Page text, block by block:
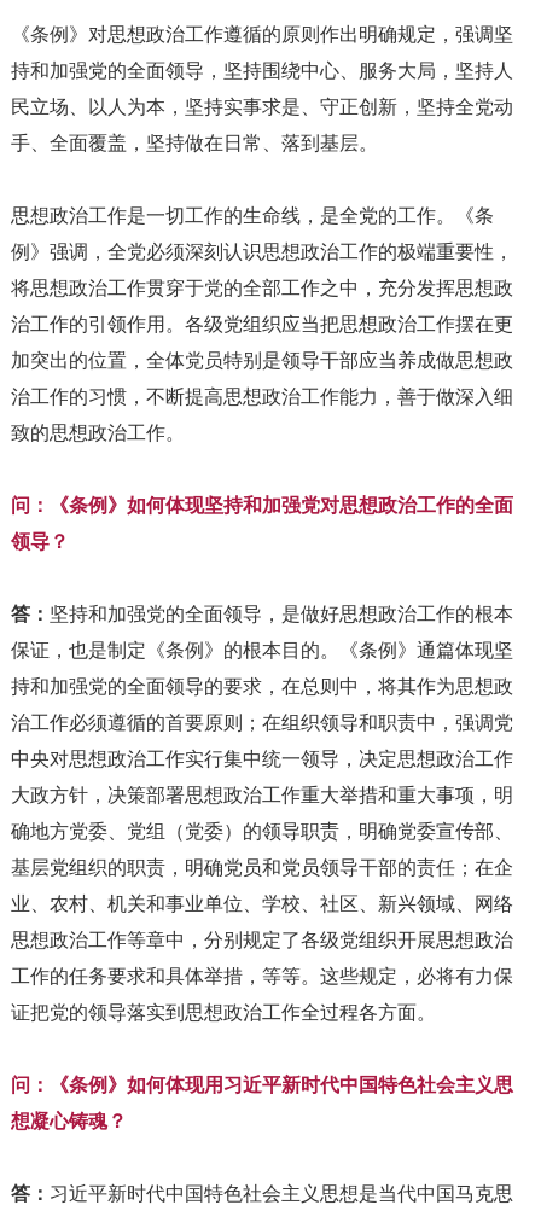
《条例》对思想政治工作遵循的原则作出明确规定，强调坚
持和加强党的全面领导，坚持围绕中心、服务大局，坚持人
民立场、以人为本，坚持实事求是、守正创新，坚持全党动
手、全面覆盖，坚持做在日常、落到基层。
思想政治工作是一切工作的生命线，是全党的工作。《条
例》强调，全党必须深刻认识思想政治工作的极端重要性，
将思想政治工作贯穿于党的全部工作之中，充分发挥思想政
治工作的引领作用。各级党组织应当把思想政治工作摆在更
加突出的位置，全体党员特别是领导干部应当养成做思想政
治工作的习惯，不断提高思想政治工作能力，善于做深入细
致的思想政治工作。
问：《条例》如何体现坚持和加强党对思想政治工作的全面
领导？
答： 坚持和加强党的全面领导，是做好思想政治工作的根本
保证，也是制定《条例》的根本目的。《条例》通篇体现坚
持和加强党的全面领导的要求，在总则中，将其作为思想政
治工作必须遵循的首要原则；在组织领导和职责中，强调党
中央对思想政治工作实行集中统一领导，决定思想政治工作
大政方针，决策部署思想政治工作重大举措和重大事项，明
确地方党委、党组（党委）的领导职责，明确党委宣传部、
基层党组织的职责，明确党员和党员领导干部的责任；在企
业、农村、机关和事业单位、学校、社区、新兴领域、网络
思想政治工作等章中，分别规定了各级党组织开展思想政治
工作的任务要求和具体举措，等等。这些规定，必将有力保
证把党的领导落实到思想政治工作全过程各方面。
问：《条例》如何体现用习近平新时代中国特色社会主义思
想凝心铸魂？
答： 习近平新时代中国特色社会主义思想是当代中国马克思